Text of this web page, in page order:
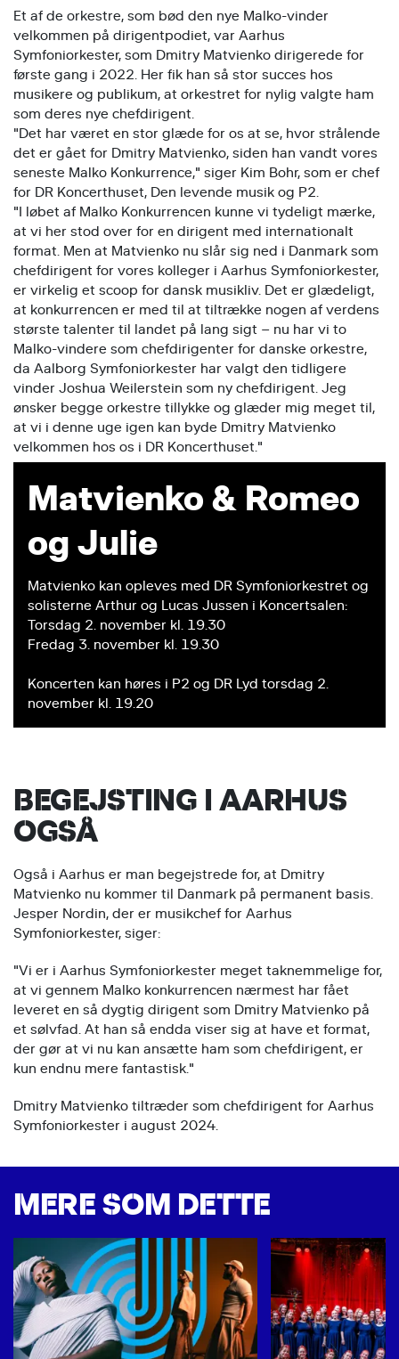
Et af de orkestre, som bød den nye Malko-vinder
velkommen på dirigentpodiet, var Aarhus
Symfoniorkester, som Dmitry Matvienko dirigerede for
første gang i 2022. Her fik han så stor succes hos
musikere og publikum, at orkestret for nylig valgte ham
som deres nye chefdirigent.
"Det har været en stor glæde for os at se, hvor strålende
det er gået for Dmitry Matvienko, siden han vandt vores
seneste Malko Konkurrence," siger Kim Bohr, som er chef
for DR Koncerthuset, Den levende musik og P2.
"I løbet af Malko Konkurrencen kunne vi tydeligt mærke,
at vi her stod over for en dirigent med internationalt
format. Men at Matvienko nu slår sig ned i Danmark som
chefdirigent for vores kolleger i Aarhus Symfoniorkester,
er virkelig et scoop for dansk musikliv. Det er glædeligt,
at konkurrencen er med til at tiltrække nogen af verdens
største talenter til landet på lang sigt – nu har vi to
Malko-vindere som chefdirigenter for danske orkestre,
da Aalborg Symfoniorkester har valgt den tidligere
vinder Joshua Weilerstein som ny chefdirigent. Jeg
ønsker begge orkestre tillykke og glæder mig meget til,
at vi i denne uge igen kan byde Dmitry Matvienko
velkommen hos os i DR Koncerthuset."
Matvienko & Romeo
og Julie
Matvienko kan opleves med DR Symfoniorkestret og
solisterne Arthur og Lucas Jussen i Koncertsalen:
Torsdag 2. november kl. 19.30
Fredag 3. november kl. 19.30
Koncerten kan høres i P2 og DR Lyd torsdag 2.
november kl. 19.20
BEGEJSTING I AARHUS
OGSÅ
Også i Aarhus er man begejstrede for, at Dmitry
Matvienko nu kommer til Danmark på permanent basis.
Jesper Nordin, der er musikchef for Aarhus
Symfoniorkester, siger:
"Vi er i Aarhus Symfoniorkester meget taknemmelige for,
at vi gennem Malko konkurrencen nærmest har fået
leveret en så dygtig dirigent som Dmitry Matvienko på
et sølvfad. At han så endda viser sig at have et format,
der gør at vi nu kan ansætte ham som chefdirigent, er
kun endnu mere fantastisk."
Dmitry Matvienko tiltræder som chefdirigent for Aarhus
Symfoniorkester i august 2024.
MERE SOM DETTE